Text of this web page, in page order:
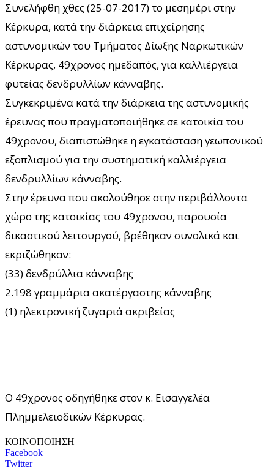
Συνελήφθη χθες (25-07-2017) το μεσημέρι στην
Κέρκυρα, κατά την διάρκεια επιχείρησης
αστυνομικών του Τμήματος Δίωξης Ναρκωτικών
Κέρκυρας, 49χρονος ημεδαπός, για καλλιέργεια
φυτείας δενδρυλλίων κάνναβης.
Συγκεκριμένα κατά την διάρκεια της αστυνομικής
έρευνας που πραγματοποιήθηκε σε κατοικία του
49χρονου, διαπιστώθηκε η εγκατάσταση γεωπονικού
εξοπλισμού για την συστηματική καλλιέργεια
δενδρυλλίων κάνναβης.
Στην έρευνα που ακολούθησε στην περιβάλλοντα
χώρο της κατοικίας του 49χρονου, παρουσία
δικαστικού λειτουργού, βρέθηκαν συνολικά και
εκριζώθηκαν:
(33) δενδρύλλια κάνναβης
2.198 γραμμάρια ακατέργαστης κάνναβης
(1) ηλεκτρονική ζυγαριά ακριβείας
Ο 49χρονος οδηγήθηκε στον κ. Εισαγγελέα
Πλημμελειοδικών Κέρκυρας.
ΚΟΙΝΟΠΟΙΗΣΗ
Facebook
Twitter